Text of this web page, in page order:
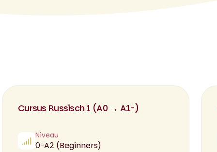
Cursus Russisch 1 (A0 → A1-)
Niveau
0-A2 (Beginners)